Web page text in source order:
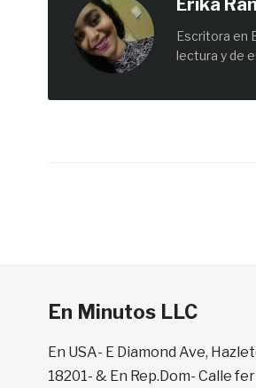
Escritora en
lectura y de
En Minutos LLC
En USA- E Diamond Ave,
18201- & En Rep.Dom- Calle